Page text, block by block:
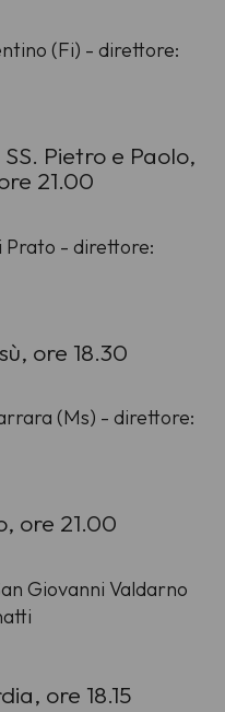
(Fi) - direttore:
Pietro e Paolo,
21.00
Prato - direttore:
ore 18.30
(Ms) - direttore:
ore 21.00
Giovanni Valdarno
ore 18.15